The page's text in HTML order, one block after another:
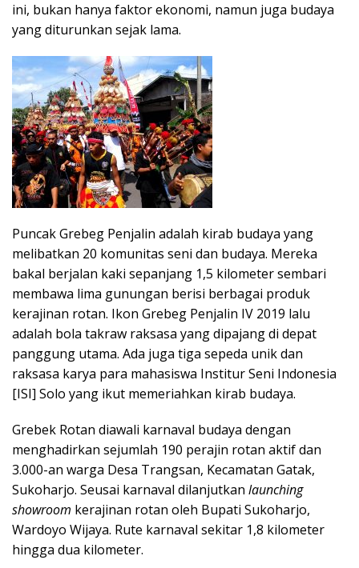
ini, bukan hanya faktor ekonomi, namun juga budaya
yang diturunkan sejak lama.
Puncak Grebeg Penjalin adalah kirab budaya yang
melibatkan 20 komunitas seni dan budaya. Mereka
bakal berjalan kaki sepanjang 1,5 kilometer sembari
membawa lima gunungan berisi berbagai produk
kerajinan rotan. Ikon Grebeg Penjalin IV 2019 lalu
adalah bola takraw raksasa yang dipajang di depat
panggung utama. Ada juga tiga sepeda unik dan
raksasa karya para mahasiswa Institur Seni Indonesia
[ISI] Solo yang ikut memeriahkan kirab budaya.
Grebek Rotan diawali karnaval budaya dengan
menghadirkan sejumlah 190 perajin rotan aktif dan
3.000-an warga Desa Trangsan, Kecamatan Gatak,
Sukoharjo. Seusai karnaval dilanjutkan launching
showroom kerajinan rotan oleh Bupati Sukoharjo,
Wardoyo Wijaya. Rute karnaval sekitar 1,8 kilometer
hingga dua kilometer.